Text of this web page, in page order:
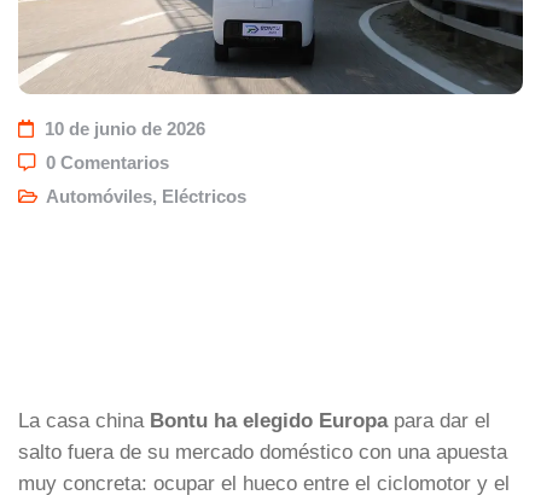
10 de junio de 2026
0 Comentarios
Automóviles, Eléctricos
La casa china Bontu ha elegido Europapara dar el
salto fuera de su mercado doméstico con una apuesta
muy concreta: ocupar el hueco entre el ciclomotor y el